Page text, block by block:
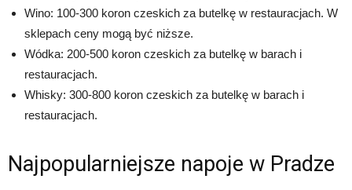
Wino: 100-300 koron czeskich za butelkę w restauracjach. W
sklepach ceny mogą być niższe.
Wódka: 200-500 koron czeskich za butelkę w barach i
restauracjach.
Whisky: 300-800 koron czeskich za butelkę w barach i
restauracjach.
Najpopularniejsze napoje w Pradze